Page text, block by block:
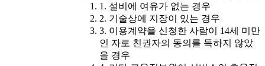
1. 설비에 여유가 없는 경우
2. 기술상에 지장이 있는 경우
3. 이용계약을 신청한 사람이 14세 미만
인 자로 친권자의 동의를 득하지 않았
을 경우